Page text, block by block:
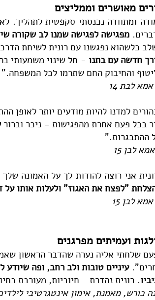
מאושרים וממליצים
ומתוודה נכנסתי סקפטית לתהליך.
מפגישה לפגישה שמנו לב שקורה
כלשהוא נפגשנו עם רונית לשיחת
חדשה עם בתנו - חל שינוי משמעותי
והחיבוק החם שתרמו לכל המשפחה."
לבת 14
למדנו להיות מודעים יותר לאופן
בכל פעם אחרת מהפגישות - ניכר וברור
ההתבגרות."
לבן 15
אני רוצה להודות לך על האמונה
"לפצח את האגוז" ולעלות אותו על
לבן 15
ועמיתים מפרגנים
שלחתי אליה נערה שהדבר הראשון
עיניים טובות ולב רחב, ופה
. רונית נהדרת - חיוביות, מעורבת
כורש, מאמנת, אימון אינטגרטיבי